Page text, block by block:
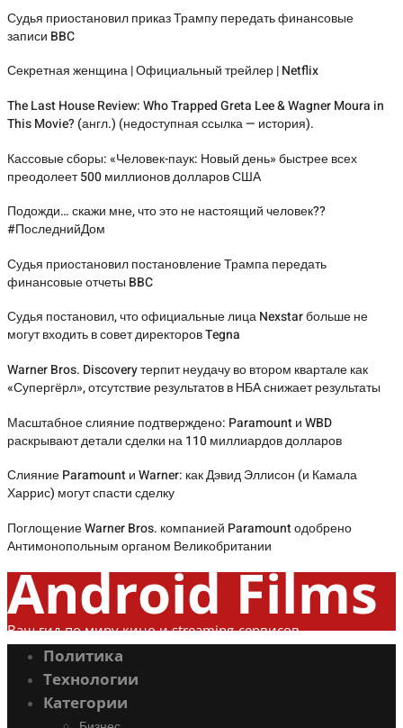
Судья приостановил приказ Трампу передать финансовые
записи BBC
Секретная женщина | Официальный трейлер | Netflix
The Last House Review: Who Trapped Greta Lee & Wagner Moura in
This Movie? (англ.) (недоступная ссылка — история).
Кассовые сборы: «Человек-паук: Новый день» быстрее всех
преодолеет 500 миллионов долларов США
Подожди… скажи мне, что это не настоящий человек??
#ПоследнийДом
Судья приостановил постановление Трампа передать
финансовые отчеты BBC
Судья постановил, что официальные лица Nexstar больше не
могут входить в совет директоров Tegna
Warner Bros. Discovery терпит неудачу во втором квартале как
«Супергёрл», отсутствие результатов в НБА снижает результаты
Масштабное слияние подтверждено: Paramount и WBD
раскрывают детали сделки на 110 миллиардов долларов
Слияние Paramount и Warner: как Дэвид Эллисон (и Камала
Харрис) могут спасти сделку
Поглощение Warner Bros. компанией Paramount одобрено
Антимонопольным органом Великобритании
Android Films
Ваш гид по миру кино и streaming-сервисов
Политика
Технологии
Категории